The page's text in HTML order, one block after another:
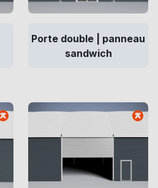
Porte double | panneau
sandwich